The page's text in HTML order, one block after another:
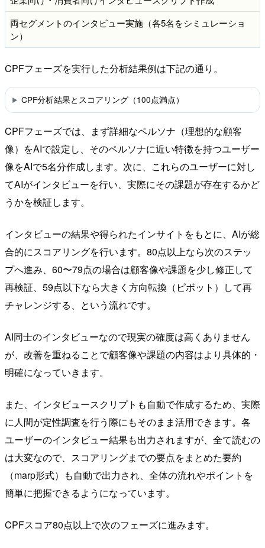
両セグメントのインタビュー実施（各5名をシミュレーショ
ン）
CPFフェーズを実行した分析結果例は下記の通り。
CPF分析結果とスコアリング（100点満点）
CPFフェーズでは、まず詳細なペルソナ（理想的な顧客
像）をAIで設定し、そのペルソナに近い特徴を持つユーザー
像をAIで5名分作成します。次に、これらのユーザーに対し
てAIがインタビューを行い、実際にその課題が存在するかど
うかを検証します。
インタビューの結果や得られたインサイトをもとに、AIが総
合的にスコアリングを行います。80点以上なら次のステッ
プへ進み、60〜79点の場合は顧客像や課題を少し修正して
再検証、59点以下なら大きく方向転換（ピボット）して再
チャレンジする、という流れです。
AI同士のインタビューなので現実の確度は高くありません
が、改善を重ねることで顧客像や課題の内容はより具体的・
明確になっていきます。
また、インタビュースクリプトも自動で作成するため、実際
に人間が定性調査を行う際にもそのまま活用できます。各
ユーザーのインタビュー結果も出力されますが、全て読むの
は大変なので、スコアリングまでの要点をまとめた要約
（marp形式）も自動で出力され、全体の流れやポイントを
簡単に把握できるようになっています。
CPFスコア80点以上で次のフェーズに進みます。